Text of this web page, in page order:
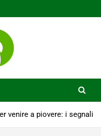
venire a piovere: i segnali